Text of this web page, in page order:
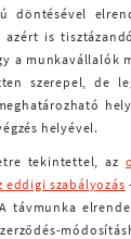
döntésével
azért is
a munkavállalók
szerepel, de
helyével.
tekintettel, az
eddigi szabályozás
távmunka